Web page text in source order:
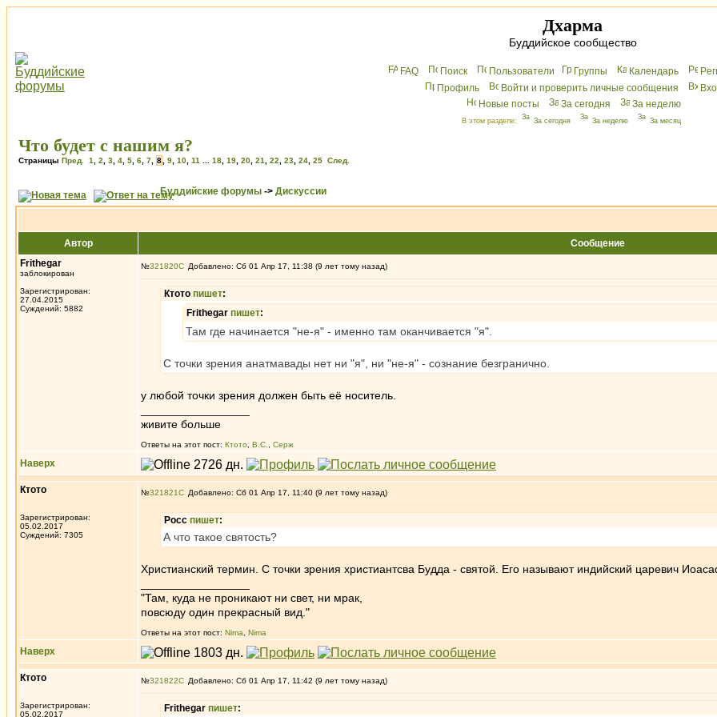
Дхарма
Буддийское сообщество
FAQ Поиск Пользователи Группы Календарь
Профиль
Войти и проверить личные сообщения
Новые посты
За сегодня За неделю
В этом разделе: За сегодня За неделю За месяц
Что будет с нашим я?
Страницы Пред. 1 2 3 4 5 6 7 8 9 10 11 18 19 20 21 22 23 24 25 След.
Буддийские форумы -> Дискуссии
Автор
Сообщение
Frithegar
заблокирован
Зарегистрирован:
27.04.2015
Суждений: 5882
№321820 Добавлено: Сб 01 Апр 17, 11:38 (9 лет тому назад)
Ктото пишет:
Frithegar пишет:
Там где начинается "не-я" - именно там оканчивается "я".
С точки зрения анатмавады нет ни "я", ни "не-я" - сознание безгранично.
у любой точки зрения должен быть её носитель.
живите больше
Ответы на этот пост: Ктото В.С. Серж
Наверх
Ктото
Зарегистрирован:
05.02.2017
Суждений: 7305
№321821 Добавлено: Сб 01 Апр 17, 11:40 (9 лет тому назад)
Росс пишет:
А что такое святость?
Христианский термин. С точки зрения христиантсва Будда - святой. Его называют индийский царевич
"Там, куда не проникают ни свет, ни мрак,
повсюду один прекрасный вид."
Ответы на этот пост: Nima Nima
Наверх
Ктото
Зарегистрирован:
05.02.2017
№321822 Добавлено: Сб 01 Апр 17, 11:42 (9 лет тому назад)
Frithegar пишет: